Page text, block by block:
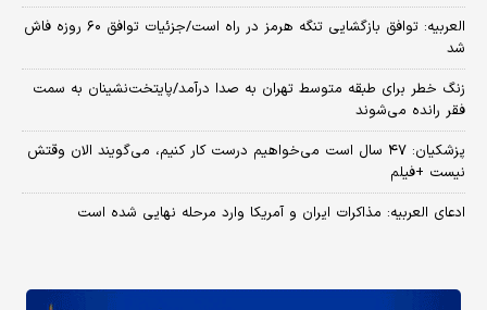
العربیه: توافق بازگشایی تنگه هرمز در راه است/جزئیات توافق ۶۰ روزه فاش
شد
زنگ خطر برای طبقه متوسط تهران به صدا درآمد/پایتخت‌نشینان به سمت
فقر رانده می‌شوند
پزشکیان: ۴۷ سال است می‌خواهیم درست کار کنیم، می‌گویند الان وقتش
نیست +فیلم
ادعای العربیه: مذاکرات ایران و آمریکا وارد مرحله نهایی شده است